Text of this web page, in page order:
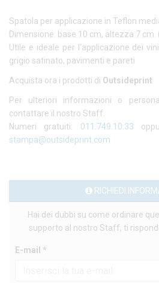
Spatola per applicazione in Teflon
Dimensione: base 10 cm, altezza 7 cm.
Utile e ideale per l'applicazione dei
grigio satinato, pavimenti e pareti
Acquista ora i prodotti di Outsideprint
Per ulteriori informazioni o
contattare il nostro Staff.
Numeri gratuiti: 011.749.10.33
stampa@outsideprint.com
RICHIEDI
Hai dei dubbi su come ordinare
supporto al nostro Staff, ti
E-mail *